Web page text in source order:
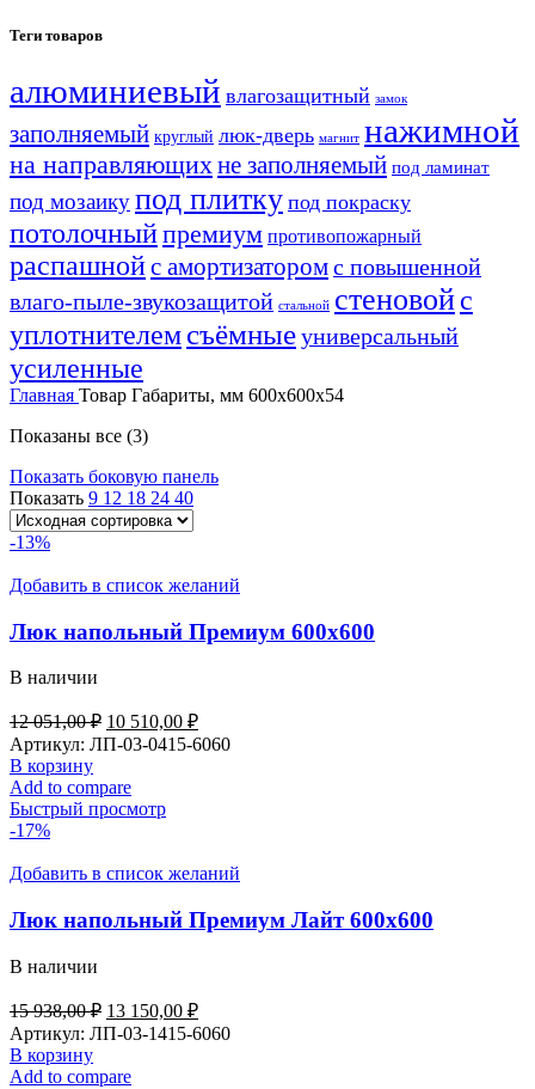
Теги товаров
алюминиевый влагозащитный замок
заполняемый круглый люк-дверь магнит нажимной
на направляющихне заполняемый под ламинат
под мозаикупод плитку под покраску
потолочныйпремиум противопожарный
распашнойс амортизаторомс повышенной
влаго-пыле-звукозащитой стальной стеновойс
уплотнителемсъёмныеуниверсальный
усиленные
Главная Товар Габариты, мм 600х600х54
Показаны все (3)
Показать боковую панель
Показать 9 12 18 24 40
-13%
Добавить в список желаний
Люк напольный Премиум 600х600
В наличии
12 051,00₽ 10 510,00 ₽
Артикул: ЛП-03-0415-6060
В корзину
Add to compare
Быстрый просмотр
-17%
Добавить в список желаний
Люк напольный Премиум Лайт 600х600
В наличии
15 938,00₽ 13 150,00 ₽
Артикул: ЛП-03-1415-6060
В корзину
Add to compare